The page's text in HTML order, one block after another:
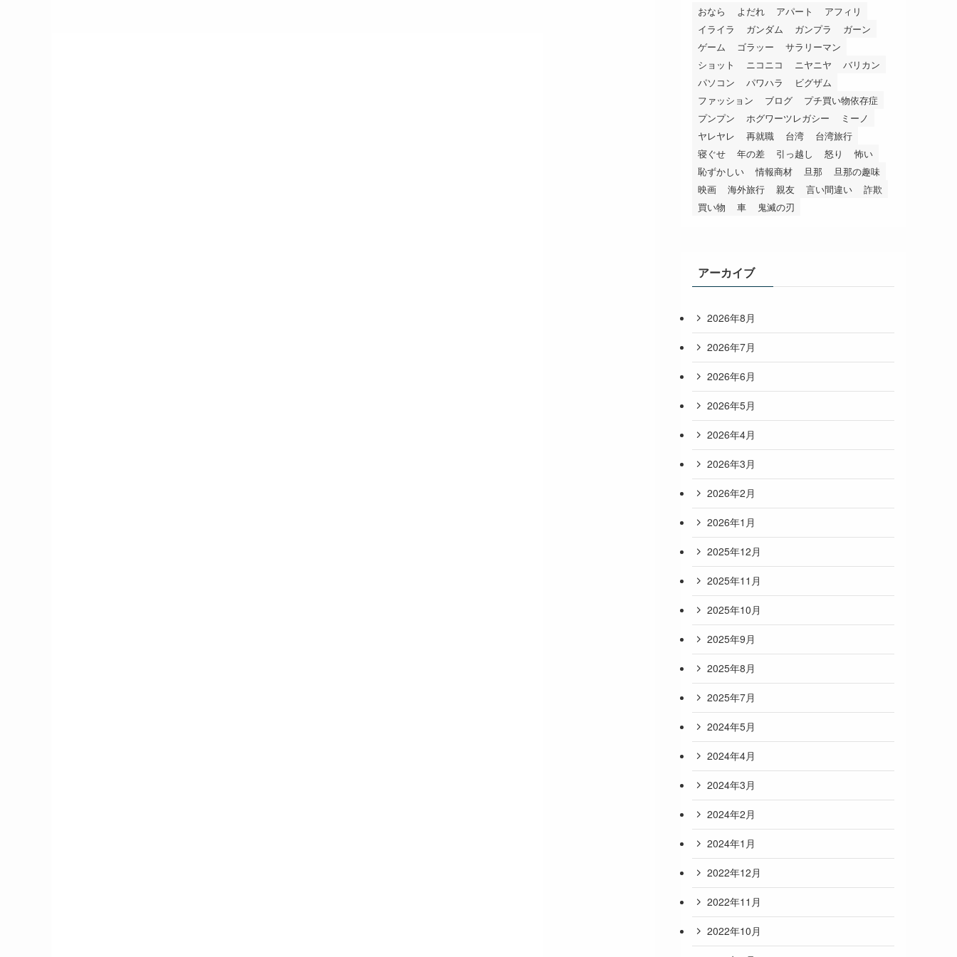
おなら よだれ アパート
アフィリ
イライラ
ガンダム ガンプラ
ガーン
ゲーム
ゴラッー
サラリーマン
ショット
ニコニコ ニヤニヤ
バリカン
パソコン
パワハラ
ビグザム
ファッション
ブログ
プチ買い物依存症
プンプン
ホグワーツレガシー
ミーノ
ヤレヤレ
再就職 台湾
台湾旅行
寝ぐせ
年の差 引っ越し 怒り
怖い
恥ずかしい
情報商材 旦那
旦那の趣味
映画
海外旅行 親友 言い間違い
詐欺
買い物
車 鬼滅の刃
アーカイブ
2026年8月
2026年7月
2026年6月
2026年5月
2026年4月
2026年3月
2026年2月
2026年1月
2025年12月
2025年11月
2025年10月
2025年9月
2025年8月
2025年7月
2024年5月
2024年4月
2024年3月
2024年2月
2024年1月
2022年12月
2022年11月
2022年10月